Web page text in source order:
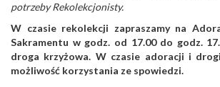
potrzeby Rekolekcjonisty.
W czasie rekolekcji zapraszamy na
Sakramentu w godz. od 17.00 do godz.
droga krzyżowa. W czasie adoracji i
możliwość korzystania ze spowiedzi.